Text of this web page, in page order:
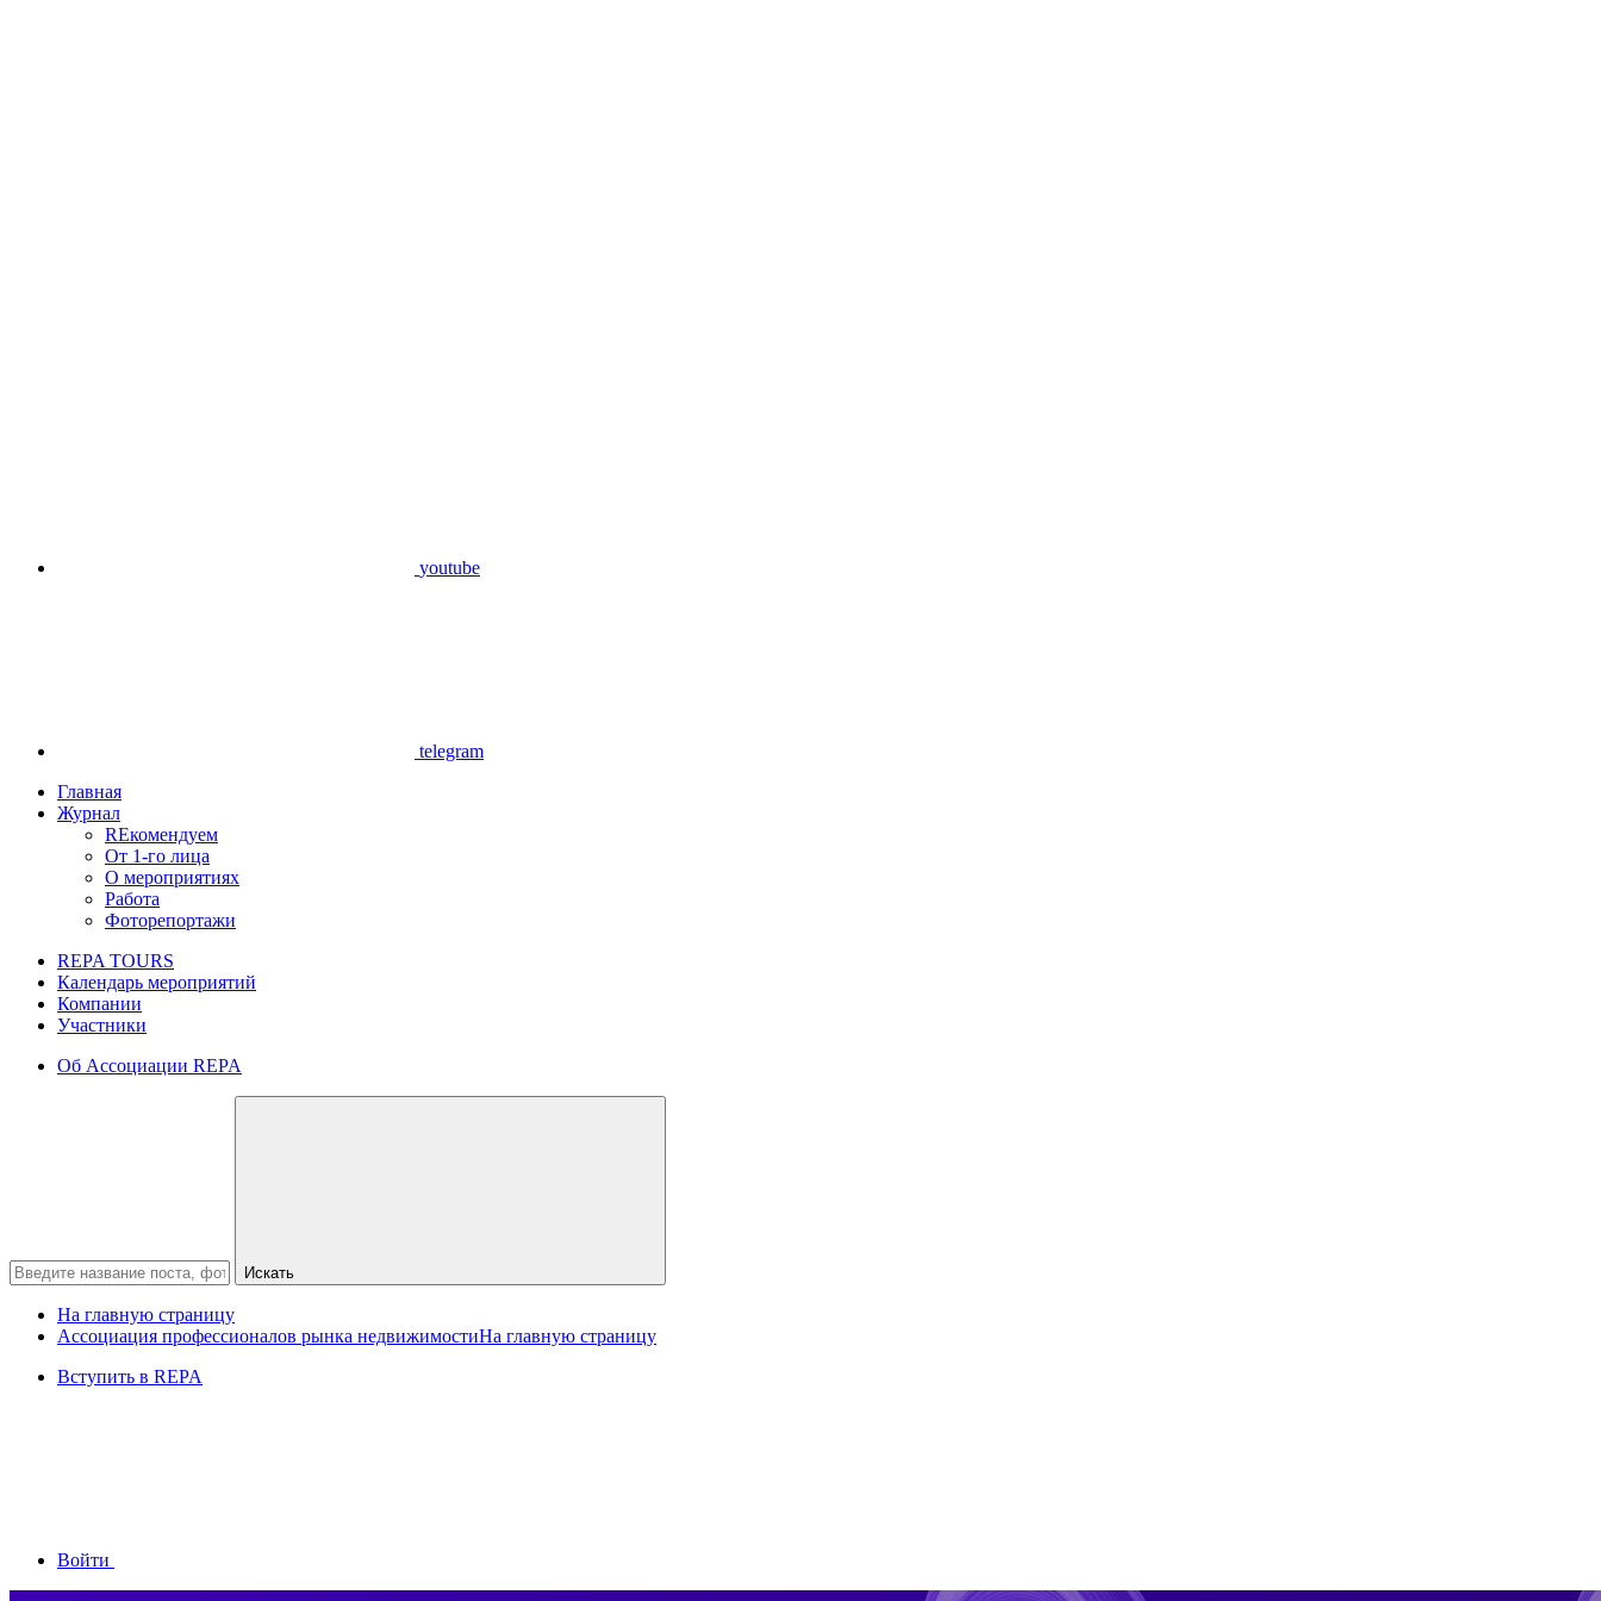
youtube
telegram
Главная
Журнал
REкомендуем
От 1-го лица
О мероприятиях
Работа
Фоторепортажи
REPA TOURS
Календарь мероприятий
Компании
Участники
Об Ассоциации REPA
Искать
На главную страницу
Ассоциация профессионалов рынка недвижимостиНа главную страницу
Вступить в REPA
Войти